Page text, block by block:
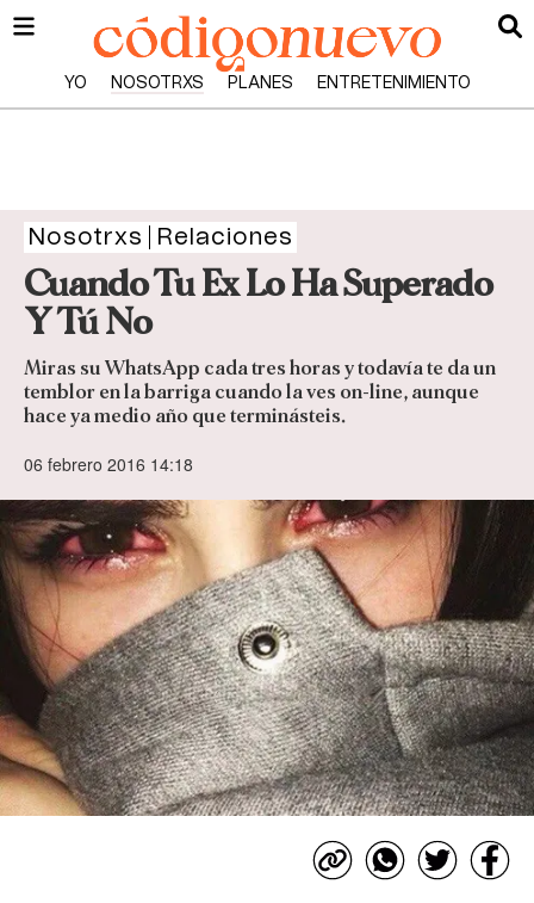
YO NOSOTRXS PLANES ENTRETENIMIENTO
Nosotrxs Relaciones
Cuando Tu Ex Lo Ha Superado
Y Tú No
Miras su WhatsApp cada tres horas y todavía te da un
temblor en la barriga cuando la ves on-line, aunque
hace ya medio año que terminásteis.
06 febrero 2016 14:18